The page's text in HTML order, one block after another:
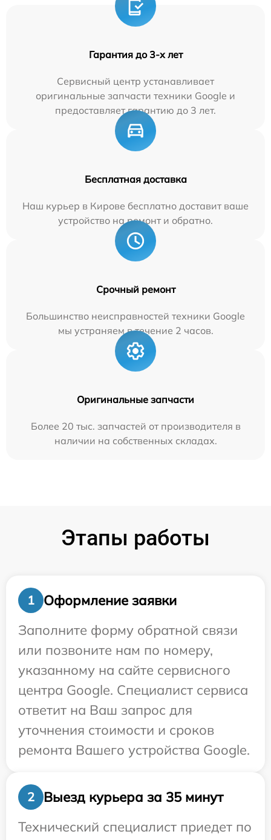
Гарантия до 3-х лет
Сервисный центр устанавливает
оригинальные запчасти техники Google и
предоставляет гарантию до 3 лет.
Бесплатная доставка
Наш курьер в Кирове бесплатно доставит ваше
устройство на ремонт и обратно.
Срочный ремонт
Большинство неисправностей техники Google
мы устраняем в течение 2 часов.
Оригинальные запчасти
Более 20 тыс. запчастей от производителя в
наличии на собственных складах.
Этапы работы
1
Оформление заявки
Заполните форму обратной связи
или позвоните нам по номеру,
указанному на сайте сервисного
центра Google. Специалист сервиса
ответит на Ваш запрос для
уточнения стоимости и сроков
ремонта Вашего устройства Google.
2
Выезд курьера за 35 минут
Технический специалист приедет по